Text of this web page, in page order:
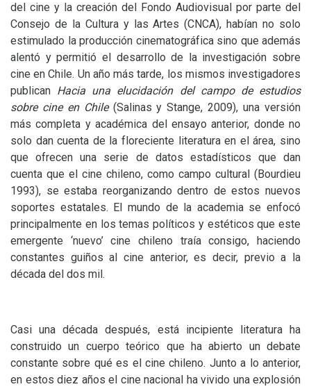
del cine y la creación del Fondo Audiovisual por parte del
Consejo de la Cultura y las Artes (CNCA), habían no solo
estimulado la producción cinematográfica sino que además
alentó y permitió el desarrollo de la investigación sobre
cine en Chile. Un año más tarde, los mismos investigadores
publican Hacia una elucidación del campo de estudios
sobre cine en Chile(Salinas y Stange, 2009), una versión
más completa y académica del ensayo anterior, donde no
solo dan cuenta de la floreciente literatura en el área, sino
que ofrecen una serie de datos estadísticos que dan
cuenta que el cine chileno, como campo cultural (Bourdieu
1993), se estaba reorganizando dentro de estos nuevos
soportes estatales. El mundo de la academia se enfocó
principalmente en los temas políticos y estéticos que este
emergente ‘nuevo’ cine chileno traía consigo, haciendo
constantes guiños al cine anterior, es decir, previo a la
década del dos mil.
Casi una década después, está incipiente literatura ha
construido un cuerpo teórico que ha abierto un debate
constante sobre qué es el cine chileno. Junto a lo anterior,
en estos diez años el cine nacional ha vivido una explosión